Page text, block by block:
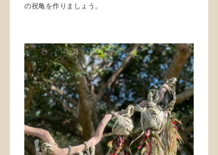
の祝亀を作りましょう。